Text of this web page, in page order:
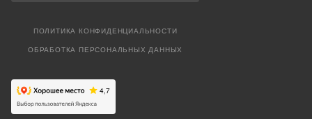
ПОЛИТИКА КОНФИДЕНЦИАЛЬНОСТИ
ОБРАБОТКА ПЕРСОНАЛЬНЫХ ДАННЫХ